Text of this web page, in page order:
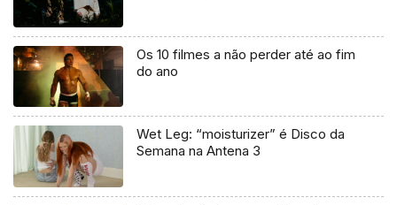
Os 10 filmes a não perder até ao fim
do ano
Wet Leg: “moisturizer” é Disco da
Semana na Antena 3